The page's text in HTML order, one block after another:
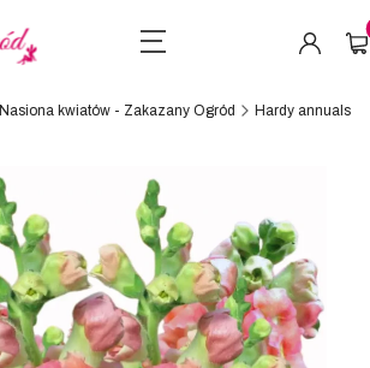
Nasiona kwiatów - Zakazany Ogród Hardy annuals